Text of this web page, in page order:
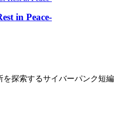
in Peace-
を探索するサイバーパンク短編